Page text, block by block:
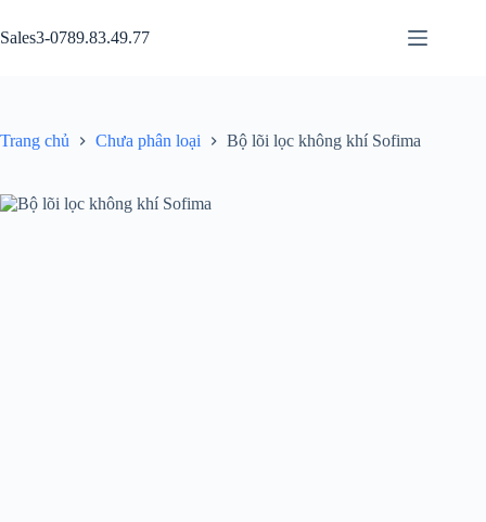
đến
phần
Sales3-0789.83.49.77
Trang chủ Chưa phân loại Bộ lõi lọc không khí Sofima